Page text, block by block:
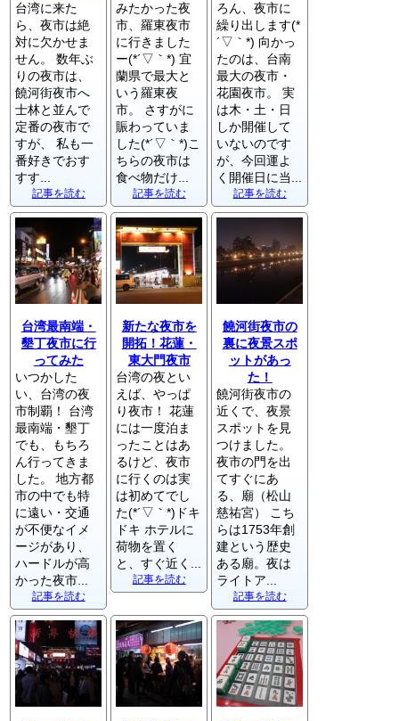
台湾に来た
ら、夜市は絶
対に欠かせま
せん。 数年ぶ
りの夜市は、
饒河街夜市へ
士林と並んで
定番の夜市で
すが、 私も一
番好きでおす
すす...
記事を読む
みたかった夜
市、羅東夜市
に行きました
ー(*´▽｀*) 宜
蘭県で最大と
いう羅東夜
市。 さすがに
賑わっていま
した(*´▽｀*)こ
ちらの夜市は
食べ物だけ...
記事を読む
ろん、夜市に
繰り出します(*
´▽｀*) 向かっ
たのは、台南
最大の夜市・
花園夜市。 実
は木・土・日
しか開催して
いないのです
が、今回運よ
く開催日に当...
記事を読む
台湾最南端・
墾丁夜市に行
ってみた
いつかした
い、台湾の夜
市制覇！ 台湾
最南端・墾丁
でも、もちろ
ん行ってきま
した。 地方都
市の中でも特
に遠い・交通
が不便なイメ
ージがあり、
ハードルが高
かった夜市...
記事を読む
新たな夜市を
開拓！花蓮・
東大門夜市
台湾の夜とい
えば、やっぱ
り夜市！ 花蓮
には一度泊ま
ったことはあ
るけど、夜市
に行くのは実
は初めてでし
た(*´▽｀*)ドキ
ドキ ホテルに
荷物を置く
と、すぐ近く...
記事を読む
饒河街夜市の
裏に夜景スポ
ットがあっ
た！
饒河街夜市の
近くで、夜景
スポットを見
つけました。
夜市の門を出
てすぐにあ
る、廟（松山
慈祐宮） こち
らは1753年創
建という歴史
ある廟。夜は
ライトア...
記事を読む